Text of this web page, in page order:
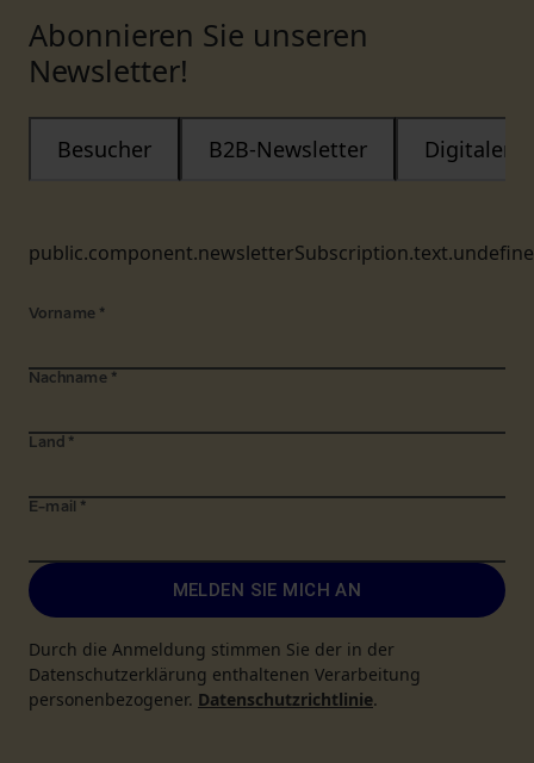
Abonnieren Sie unseren
Newsletter!
Besucher B2B-Newsletter Digitaler
Vorname *
Nachname *
Land *
E-mail *
MELDEN SIE MICH AN
Durch die Anmeldung stimmen Sie der in der
Datenschutzerklärung enthaltenen Verarbeitung
personenbezogener. Datenschutzrichtlinie.